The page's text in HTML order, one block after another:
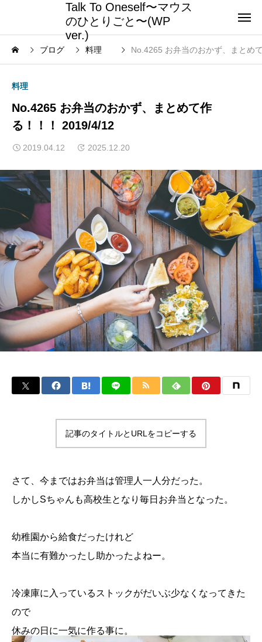
Talk To Oneself〜マウス
のひとりごと〜(WP
ver.)
ブログ 料理 No.4265 お弁当のおかず、まとめ
料理
No.4265 お弁当のおかず、まとめて作
る！！！ 2019/4/12
2019.04.12 2025.12.20
記事のタイトルとURLをコピーする
さて、今まではお弁当は管理人一人分だった。
しかしSちゃんも高校生となり毎日お弁当となった。
幼稚園から給食だったけれど
本当に有難かったし助かったよねー。
冷凍庫に入っているストックがだいぶ少なくなってきた
ので
休みの日に一気に作る事に。